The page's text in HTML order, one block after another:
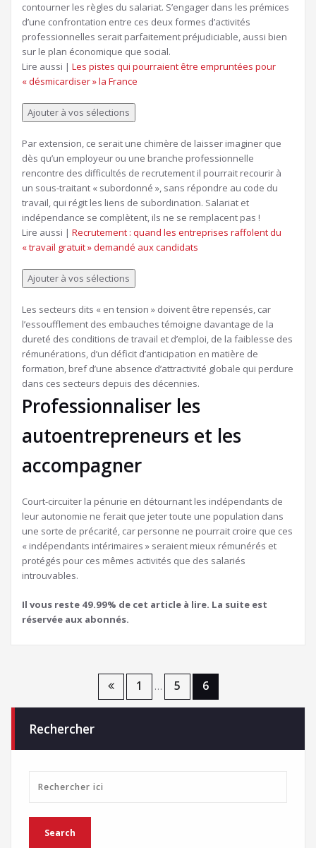
contourner les règles du salariat. S’engager dans les prémices
d’une confrontation entre ces deux formes d’activités
professionnelles serait parfaitement préjudiciable, aussi bien
sur le plan économique que social.
Lire aussi | Article
réservé
nos
abonnés
Les pistes qui pourraient être empruntées pour
« désmicardiser » la France
Ajouter à vos sélections
Par extension, ce serait une chimère de laisser imaginer que
dès qu’un employeur ou une branche professionnelle
rencontre des difficultés de recrutement il pourrait recourir à
un sous-traitant « subordonné », sans répondre au code du
travail, qui régit les liens de subordination. Salariat et
indépendance se complètent, ils ne se remplacent pas !
Lire aussi | Article
réservé
nos
abonnés
Recrutement : quand les entreprises raffolent du
« travail gratuit » demandé aux candidats
Ajouter à vos sélections
Les secteurs dits « en tension » doivent être repensés, car
l’essoufflement des embauches témoigne davantage de la
dureté des conditions de travail et d’emploi, de la faiblesse des
rémunérations, d’un déficit d’anticipation en matière de
formation, bref d’une absence d’attractivité globale qui perdure
dans ces secteurs depuis des décennies.
Professionnaliser les
autoentrepreneurs et les
accompagner
Court-circuiter la pénurie en détournant les indépendants de
leur autonomie ne ferait que jeter toute une population dans
une sorte de précarité, car personne ne pourrait croire que ces
« indépendants intérimaires » seraient mieux rémunérés et
protégés pour ces mêmes activités que des salariés
introuvables.
Il vous reste 49.99% de cet article à lire. La suite est
réservée aux abonnés.
articles
1 … 5 6
Rechercher